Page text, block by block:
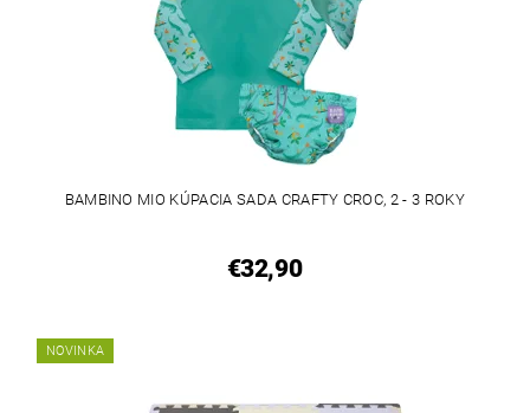
BAMBINO MIO KÚPACIA SADA CRAFTY CROC, 2 - 3 ROKY
€32,90
NOVINKA